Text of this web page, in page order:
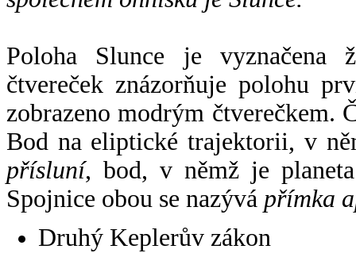
Poloha Slunce je vyznačena
čtvereček znázorňuje polohu
zobrazeno modrým čtverečkem.
Bod na eliptické trajektorii, v
přísluní, bod, v němž je
Spojnice obou se nazývá přímka
Druhý Keplerův zákon